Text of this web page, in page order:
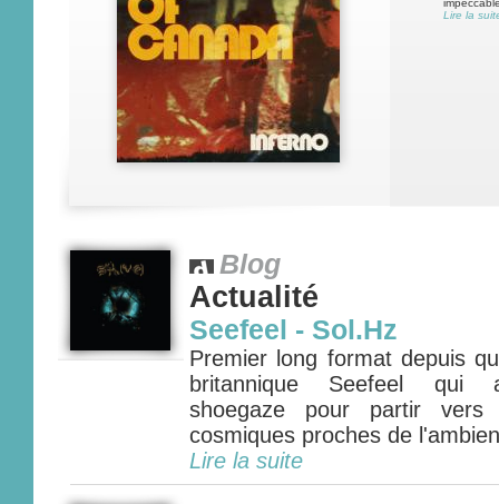
Lire la
Blog
Actualité
Seefeel - Sol.Hz
Premier long format depuis
britannique Seefeel qui
shoegaze pour partir vers
cosmiques proches de
Lire la suite